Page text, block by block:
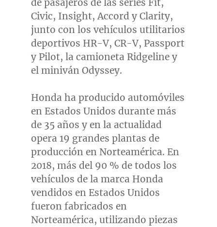
de pasajeros de las series Fit,
Civic, Insight, Accord y Clarity,
junto con los vehículos utilitarios
deportivos HR-V, CR-V, Passport
y Pilot, la camioneta Ridgeline y
el miniván Odyssey.
Honda ha producido automóviles
en Estados Unidos durante más
de 35 años y en la actualidad
opera 19 grandes plantas de
producción en Norteamérica. En
2018, más del 90 % de todos los
vehículos de la marca Honda
vendidos en Estados Unidos
fueron fabricados en
Norteamérica, utilizando piezas